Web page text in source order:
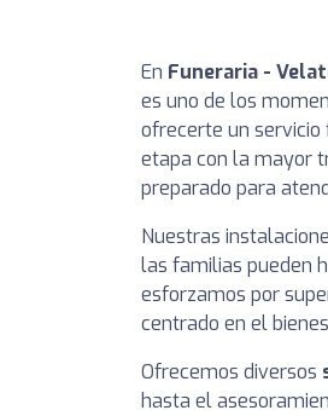
En Funeraria -
es uno de los
ofrecerte un
etapa con la mayor
preparado para
Nuestras
las familias pueden
esforzamos por
centrado en el
Ofrecemos diversos
hasta el